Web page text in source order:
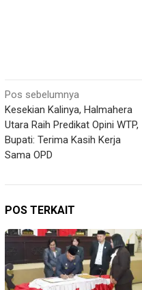
Navigasi
pos
Pos sebelumnya
Kesekian Kalinya, Halmahera
Utara Raih Predikat Opini WTP,
Bupati: Terima Kasih Kerja
Sama OPD
POS TERKAIT